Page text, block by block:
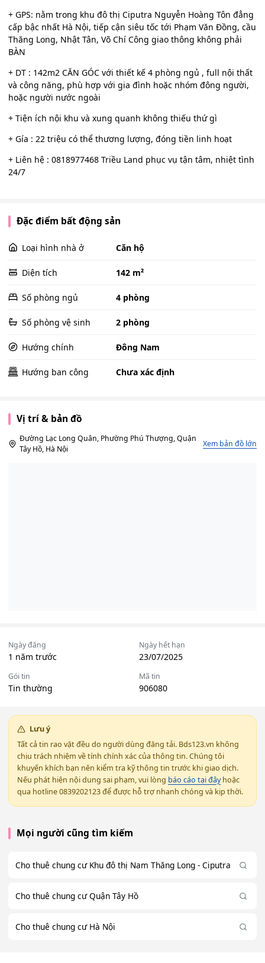
+ GPS: nằm trong khu đô thị Ciputra Nguyễn Hoàng Tôn đẳng
cấp bậc nhất Hà Nội, tiếp cận siêu tốc tới Phạm Văn Đồng, cầu
Thăng Long, Nhật Tân, Võ Chí Công giao thông không phải
BÀN
+ DT : 142m2 CĂN GÓC với thiết kế 4 phòng ngủ , full nội thất
và công năng, phù hợp với gia đình hoặc nhóm đông người,
hoặc người nước ngoài
+ Tiện ích nội khu và xung quanh không thiếu thứ gì
+ Gía : 22 triệu có thể thương lượng, đóng tiền linh hoạt
+ Liên hệ : 0818977468 Triều Land phục vụ tận tâm, nhiệt tình
24/7
Đặc điểm bất động sản
Loại hình nhà ở Căn hộ
Diện tích 142 m²
Số phòng ngủ 4 phòng
Số phòng vệ sinh 2 phòng
Hướng chính Đông Nam
Hướng ban công Chưa xác định
Vị trí & bản đồ
Đường Lạc Long Quân, Phường Phú Thượng, Quận
Tây Hồ, Hà Nội
Xem bản đồ lớn
Ngày đăng
1 năm trước
Ngày hết hạn
23/07/2025
Gói tin
Tin thường
Mã tin
906080
Lưu ý
Tất cả tin rao vặt đều do người dùng đăng tải. Bds123.vn không
chịu trách nhiệm về tính chính xác của thông tin. Chúng tôi
khuyến khích bạn nên kiểm tra kỹ thông tin trước khi giao dịch.
Nếu phát hiện nội dung sai phạm, vui lòng báo cáo tại đâyhoặc
qua hotline 0839202123 để được hỗ trợ nhanh chóng và kịp thời.
Mọi người cũng tìm kiếm
Cho thuê chung cư Khu đô thị Nam Thăng Long - Ciputra
Cho thuê chung cư Quận Tây Hồ
Cho thuê chung cư Hà Nội